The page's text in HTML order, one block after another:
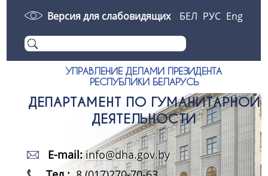
Версия для слабовидящих БЕЛ РУС Eng
УПРАВЛЕНИЕ ДЕЛАМИ ПРЕЗИДЕНТА
РЕСПУБЛИКИ БЕЛАРУСЬ
ДЕПАРТАМЕНТ ПО ГУМАНИТАРНОЙ
ДЕЯТЕЛЬНОСТИ
E-mail: info@dha.gov.by